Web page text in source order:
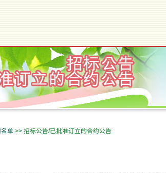
名单>> 招标公告/已批准订立的合约公告